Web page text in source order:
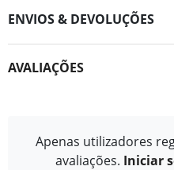
ENVIOS & DEVOLUÇÕES
AVALIAÇÕES
Apenas utilizadores
avaliações. Iniciar